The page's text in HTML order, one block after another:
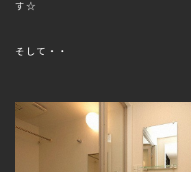
す☆
そして・・